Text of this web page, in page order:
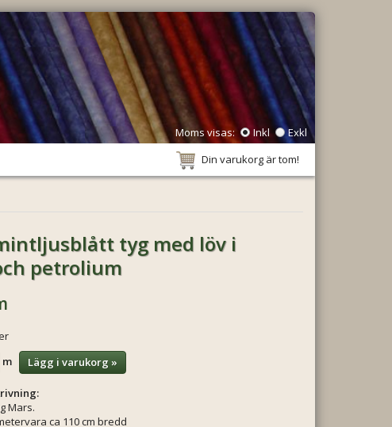
Moms visas: Inkl
Exkl
Din varukorg är tom!
tyg med löv i
petrolium
m
Lägg i varukorg »
Mars.
ca 110 cm bredd